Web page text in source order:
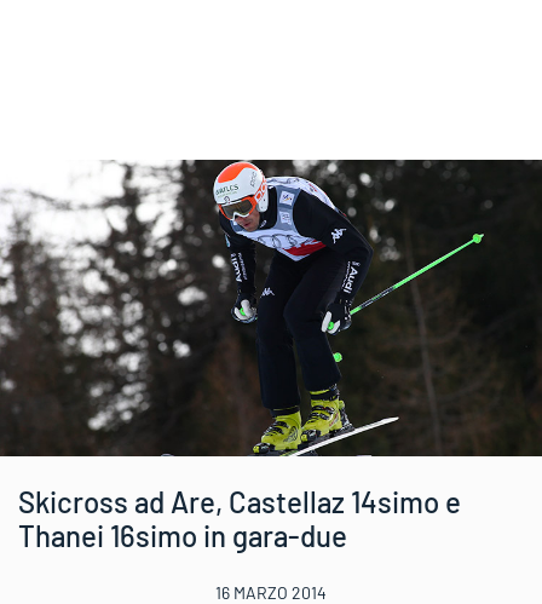
Skicross ad Are, Castellaz 14simo e
Thanei 16simo in gara-due
16 MARZO 2014